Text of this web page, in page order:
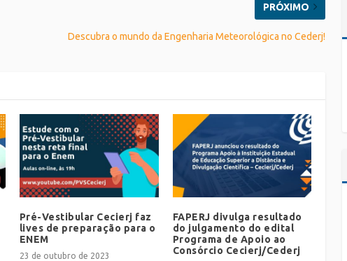
PRÓXIMO
Descubra o mundo da Engenharia Meteorológica no Cederj!
Pré-Vestibular Cecierj faz
lives de preparação para o
ENEM
23 de outubro de 2023
FAPERJ divulga resultado
do julgamento do edital
Programa de Apoio ao
Consórcio Cecierj/Cederj